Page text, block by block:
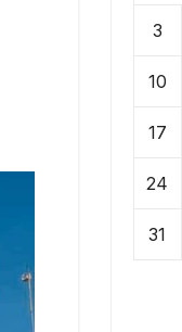
3
10
17
24
31